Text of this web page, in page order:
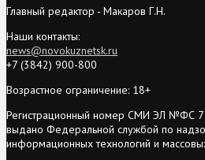
Главный редактор - Макаров Г.Н.
Наши контакты:
news@novokuznetsk.ru
+7 (3842) 900-800
Возрастное ограничение: 18+
Регистрационный номер СМИ ЭЛ №ФС
выдано Федеральной службой по
информационных технологий и